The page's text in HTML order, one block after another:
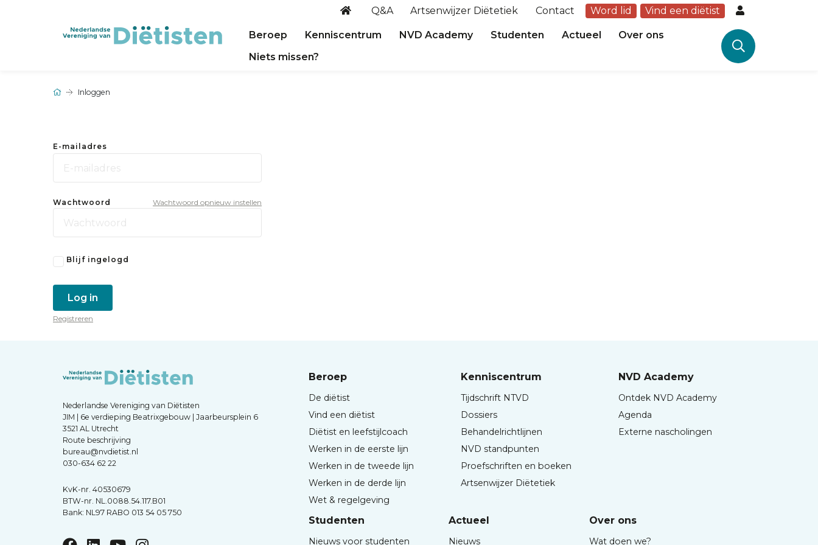
Q&A Artsenwijzer Diëtetiek Contact Word lid Vind een diëtist
Beroep Kenniscentrum NVD Academy Studenten Actueel
Over ons
Niets missen?
Inloggen
E-mailadres
Wachtwoord Wachtwoord opnieuw instellen
Blijf ingelogd
Log in
Registreren
Nederlandse Vereniging van Diëtisten
JIM | 6e verdieping Beatrixgebouw | Jaarbeursplein 6
3521 AL Utrecht
Route beschrijving
bureau@nvdietist.nl
030-634 62 22
KvK-nr. 40530679
BTW-nr. NL.0088.54.117.B01
Bank: NL97 RABO 013 54 05 750
Beroep
De diëtist
Vind een diëtist
Diëtist en leefstijlcoach
Werken in de eerste lijn
Werken in de tweede lijn
Werken in de derde lijn
Wet & regelgeving
Kenniscentrum
Tijdschrift NTVD
Dossiers
Behandelrichtlijnen
NVD standpunten
Proefschriften en boeken
Artsenwijzer Diëtetiek
NVD Academy
Ontdek NVD Academy
Agenda
Externe nascholingen
Studenten
Nieuws voor studenten
Actueel
Nieuws
Over ons
Wat doen we?